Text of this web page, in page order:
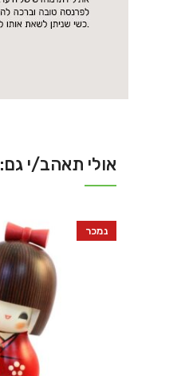
אולי תאהב/י גם:
נמכר